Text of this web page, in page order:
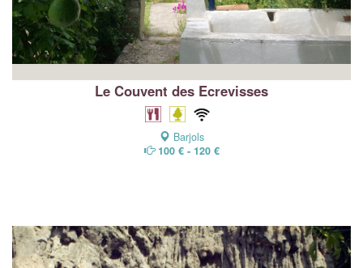
Le Couvent des Ecrevisses
Barjols
100 € - 120 €